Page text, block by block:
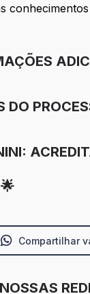
DO
Compartilhar